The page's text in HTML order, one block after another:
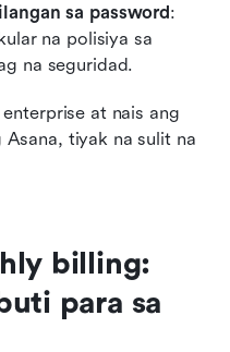
sa password:
na polisiya sa
na seguridad.
at nais ang
tiyak na sulit na
billing:
para sa